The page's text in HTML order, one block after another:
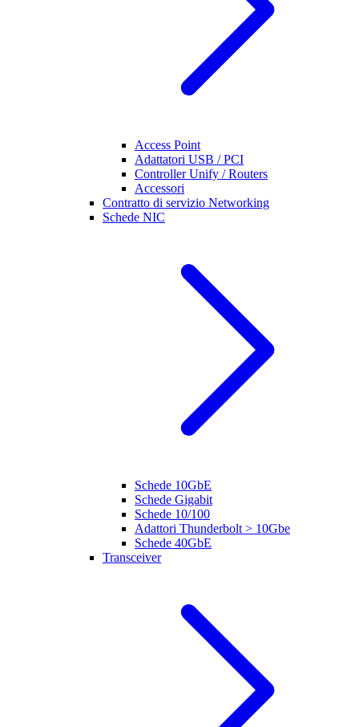
Access Point
Adattatori USB / PCI
Controller Unify / Routers
Accessori
Contratto di servizio Networking
Schede NIC
Schede 10GbE
Schede Gigabit
Schede 10/100
Adattori Thunderbolt > 10Gbe
Schede 40GbE
Transceiver